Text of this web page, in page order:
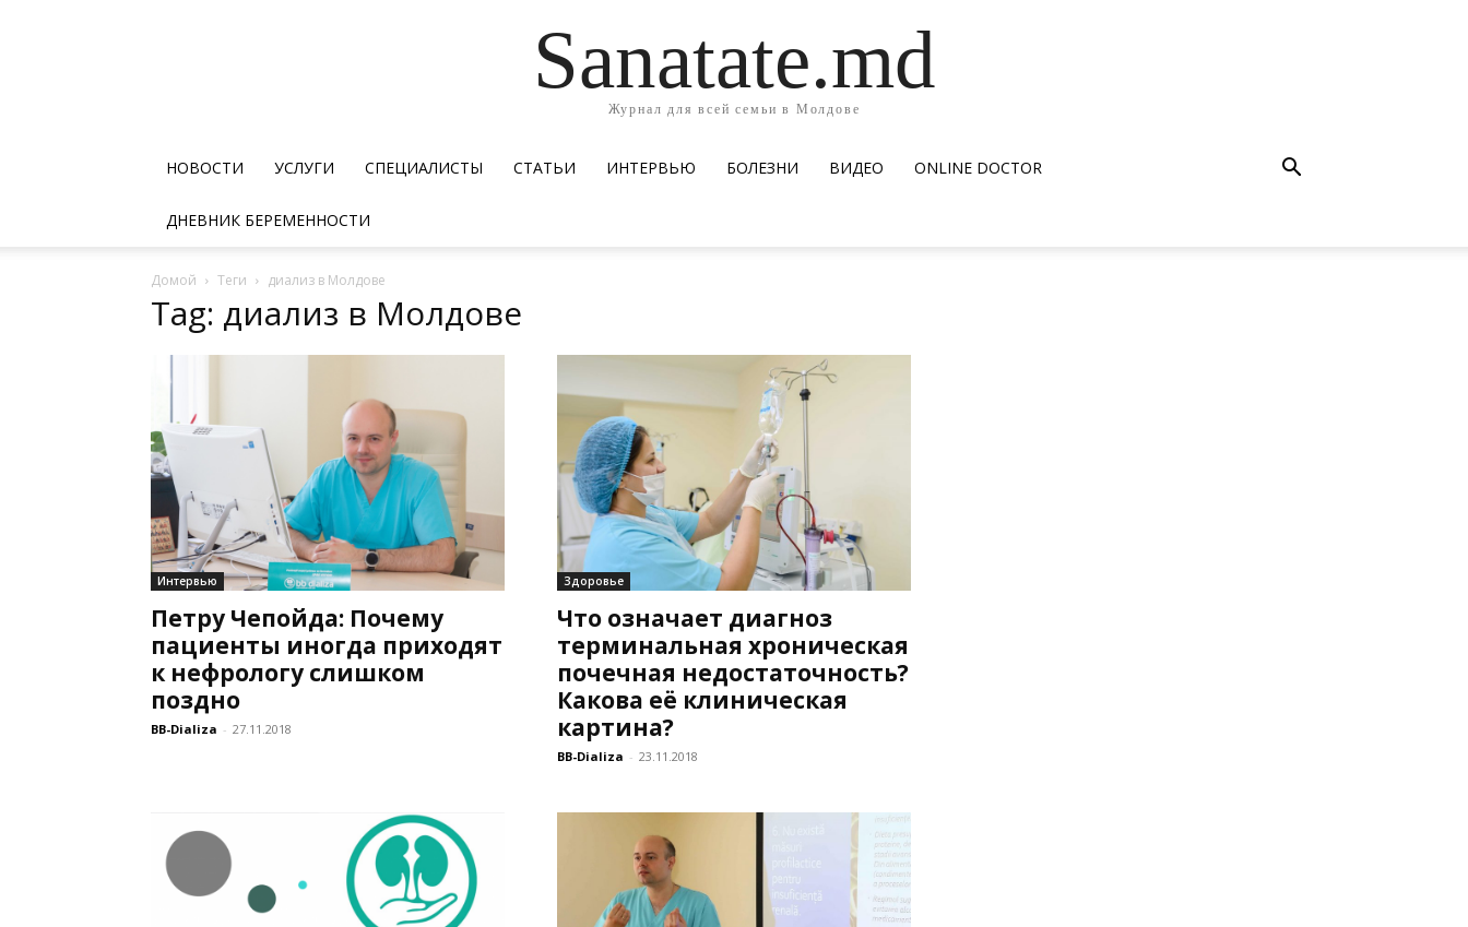
Sanatate.md
Журнал для всей семьи в Молдове
НОВОСТИ УСЛУГИ СПЕЦИАЛИСТЫ СТАТЬИ ИНТЕРВЬЮ БОЛЕЗНИ ВИДЕО ОNLINE DOCTOR
ДНЕВНИК БЕРЕМЕННОСТИ
Домой Теги диализ в Молдове
Tag: диализ в Молдове
Интервью
Петру Чепойда: Почему
пациенты иногда приходят
к нефрологу слишком
поздно
BB-Dializa - 27.11.2018
Здоровье
Что означает диагноз
терминальная хроническая
почечная недостаточность?
Какова её клиническая
картина?
BB-Dializa - 23.11.2018